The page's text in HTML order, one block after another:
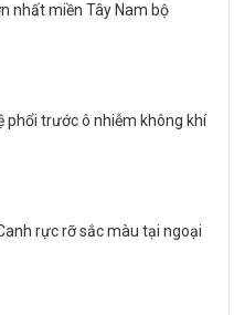
nhất miền Tây Nam bộ
phổi trước ô nhiễm không khí
rực rỡ sắc màu tại ngoại